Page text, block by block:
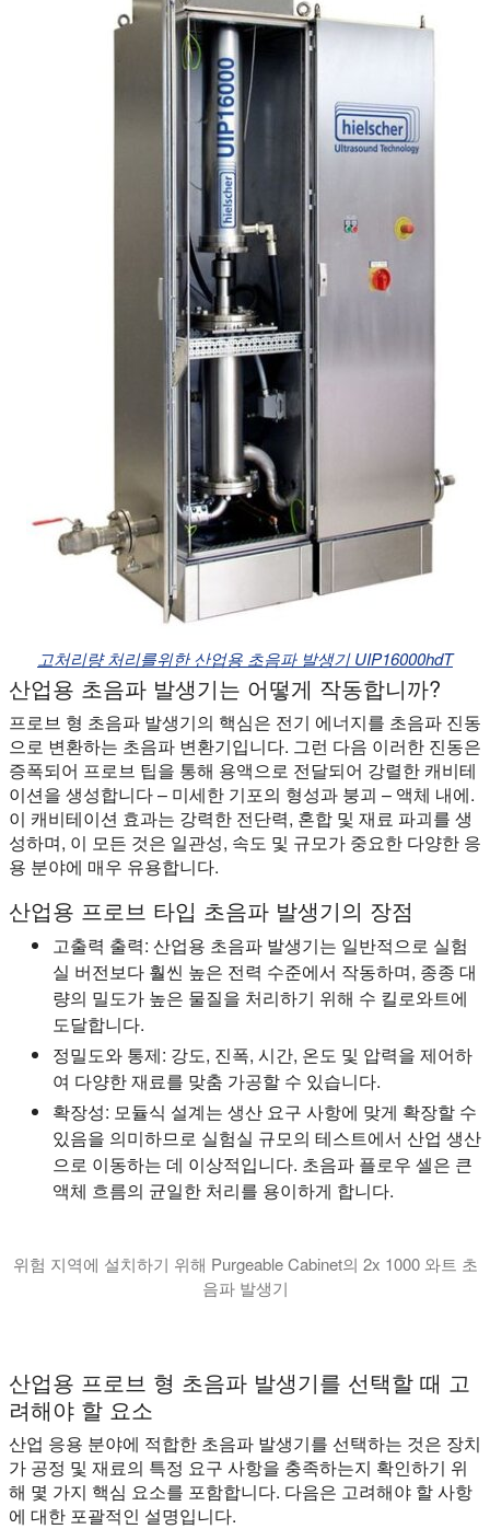
고처리량 처리를위한 산업용 초음파 발생기 UIP16000hdT
산업용 초음파 발생기는 어떻게 작동합니까?
프로브 형 초음파 발생기의 핵심은 전기 에너지를 초음파 진동
으로 변환하는 초음파 변환기입니다. 그런 다음 이러한 진동은
증폭되어 프로브 팁을 통해 용액으로 전달되어 강렬한 캐비테
이션을 생성합니다 – 미세한 기포의 형성과 붕괴 – 액체 내에.
이 캐비테이션 효과는 강력한 전단력, 혼합 및 재료 파괴를 생
성하며, 이 모든 것은 일관성, 속도 및 규모가 중요한 다양한 응
용 분야에 매우 유용합니다.
산업용 프로브 타입 초음파 발생기의 장점
고출력 출력: 산업용 초음파 발생기는 일반적으로 실험
실 버전보다 훨씬 높은 전력 수준에서 작동하며, 종종 대
량의 밀도가 높은 물질을 처리하기 위해 수 킬로와트에
도달합니다.
정밀도와 통제: 강도, 진폭, 시간, 온도 및 압력을 제어하
여 다양한 재료를 맞춤 가공할 수 있습니다.
확장성: 모듈식 설계는 생산 요구 사항에 맞게 확장할 수
있음을 의미하므로 실험실 규모의 테스트에서 산업 생산
으로 이동하는 데 이상적입니다. 초음파 플로우 셀은 큰
액체 흐름의 균일한 처리를 용이하게 합니다.
위험 지역에 설치하기 위해 Purgeable Cabinet의 2x 1000 와트 초
음파 발생기
산업용 프로브 형 초음파 발생기를 선택할 때 고
려해야 할 요소
산업 응용 분야에 적합한 초음파 발생기를 선택하는 것은 장치
가 공정 및 재료의 특정 요구 사항을 충족하는지 확인하기 위
해 몇 가지 핵심 요소를 포함합니다. 다음은 고려해야 할 사항
에 대한 포괄적인 설명입니다.